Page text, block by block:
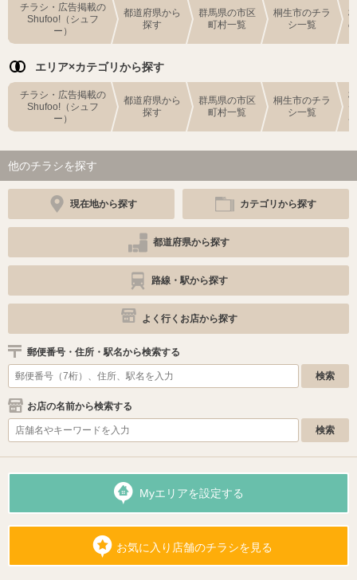
チラシ・広告掲載の
Shufoo!（シュフ
ー）
都道府県から
探す
群馬県の市区
町村一覧
桐生市のチラ
シ一覧
エリア×カテゴリから探す
チラシ・広告掲載の
Shufoo!（シュフ
ー）
都道府県から
探す
群馬県の市区
町村一覧
桐生市のチラ
シ一覧
他のチラシを探す
現在地から探す カテゴリから探す
都道府県から探す
路線・駅から探す
よく行くお店から探す
郵便番号・住所・駅名から検索する
お店の名前から検索する
Myエリアを設定する
お気に入り店舗のチラシを見る